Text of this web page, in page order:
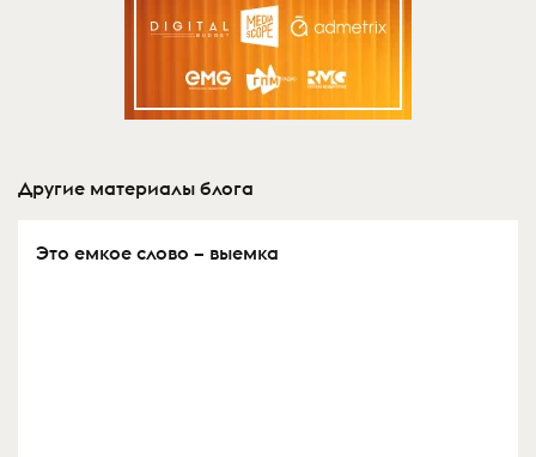
Другие материалы блога
Это емкое слово – выемка